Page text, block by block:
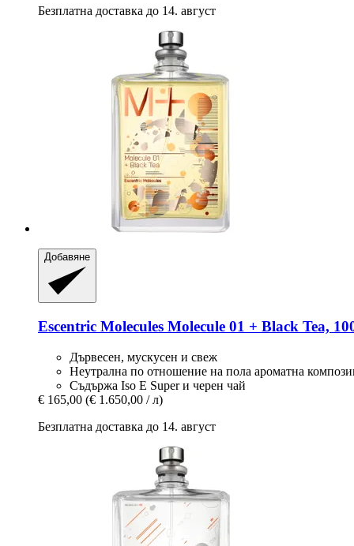
Безплатна доставка до 14. август
Добавяне
Escentric Molecules Molecule 01 + Black Tea,
Дървесен, мускусен и свеж
Неутрална по отношение на пола ароматна
Съдържа Iso E Super и черен чай
€ 165,00 (€ 1.650,00 / л)
Безплатна доставка до 14. август